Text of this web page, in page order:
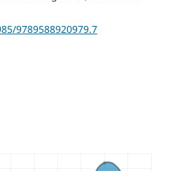
9789588920979.7